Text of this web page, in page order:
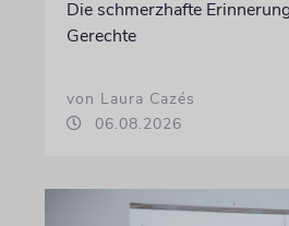
Die schmerzhafte
Gerechte
von Laura Cazés
06.08.2026